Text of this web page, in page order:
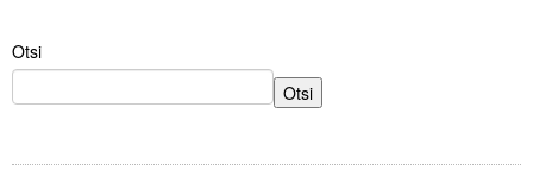
Juhendid ja väljaanded
Otsi
Otsi